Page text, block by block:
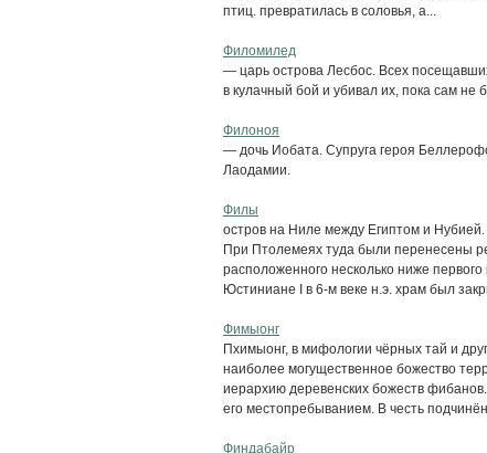
птиц. превратилась в соловья, а...
Филомилед
— царь острова Лесбос. Всех
в кулачный бой и убивал их, пока сам не
Филоноя
— дочь Иобата. Супруга героя
Лаодамии.
Филы
остров на Ниле между Египтом и
При Птолемеях туда были перенесены
расположенного несколько ниже
Юстиниане I в 6-м веке н.э. храм был
Фимыонг
Пхимыонг, в мифологии чёрных тай и
наиболее могущественное божество
иерархию деревенских божеств
его местопребыванием. В честь
Финдабайр